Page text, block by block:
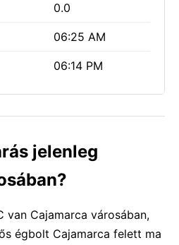
0.0
06:25 AM
06:14 PM
jelenleg
van Cajamarca városában,
égbolt Cajamarca felett ma